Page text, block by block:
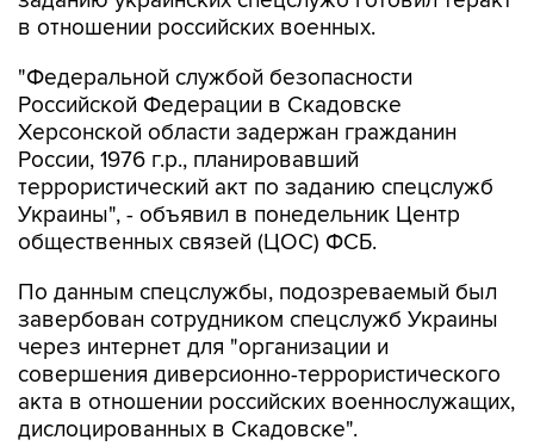
в отношении российских военных.
"Федеральной службой безопасности
Российской Федерации в Скадовске
Херсонской области задержан гражданин
России, 1976 г.р., планировавший
террористический акт по заданию спецслужб
Украины", - объявил в понедельник Центр
общественных связей (ЦОС) ФСБ.
По данным спецслужбы, подозреваемый был
завербован сотрудником спецслужб Украины
через интернет для "организации и
совершения диверсионно-террористического
акта в отношении российских военнослужащих,
дислоцированных в Скадовске".